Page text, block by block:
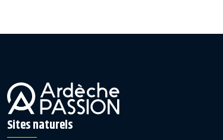
Sites naturels